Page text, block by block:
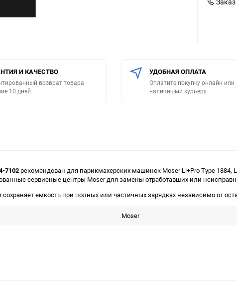
И КАЧЕСТВО
возврат товара
10 дней
УДОБНАЯ ОПЛАТА
Оплатите покупку онлайн или
наличными курьеру
7102рекомендован для парикмахерских машинок Moser Li+Pro Type 1884,
сервисные центры Moser для замены отработавших или
емкость при полных или частичных зарядках независимо от
Moser